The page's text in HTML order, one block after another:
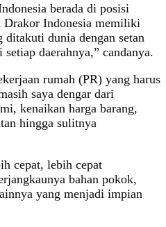
berada di posisi
Indonesia memiliki
dunia dengan setan
daerahnya,” candanya.
rumah (PR) yang harus
saya dengar dari
kenaikan harga barang,
hingga sulitnya
cepat, lebih cepat
bahan pokok,
yang menjadi impian